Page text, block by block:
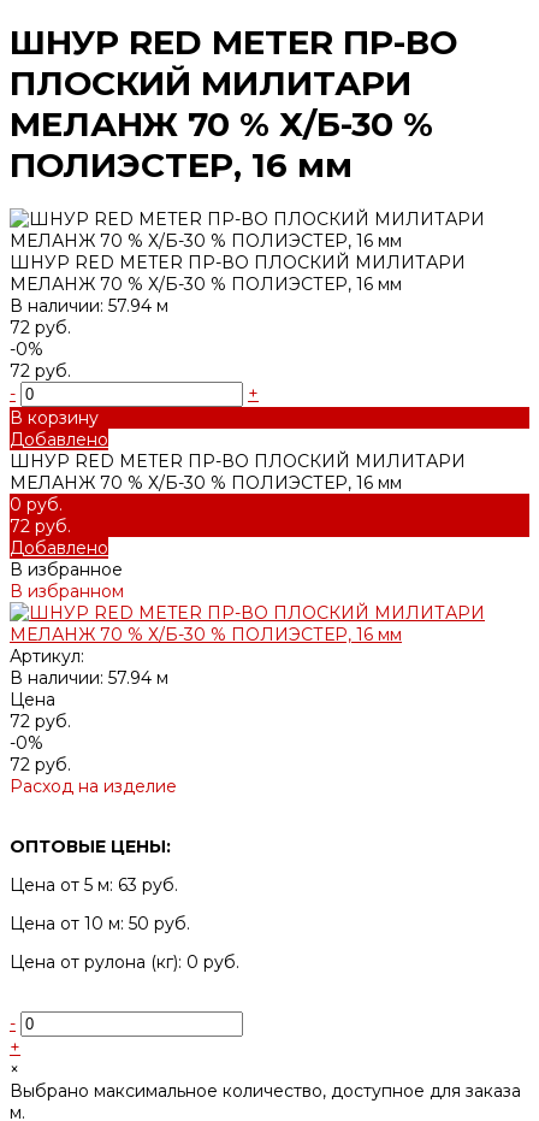
ШНУР RED METER ПР-ВО
ПЛОСКИЙ МИЛИТАРИ
МЕЛАНЖ 70 % Х/Б-30 %
ПОЛИЭСТЕР, 16 мм
ШНУР RED METER ПР-ВО ПЛОСКИЙ МИЛИТАРИ
МЕЛАНЖ 70 % Х/Б-30 % ПОЛИЭСТЕР, 16 мм
В наличии: 57.94 м
72 руб.
-0%
72 руб.
-
+
В корзину
Добавлено
ШНУР RED METER ПР-ВО ПЛОСКИЙ МИЛИТАРИ
МЕЛАНЖ 70 % Х/Б-30 % ПОЛИЭСТЕР, 16 мм
0 руб.
72 руб.
Добавлено
В избранное
В избранном
Артикул:
В наличии: 57.94 м
Цена
72 руб.
-0%
72 руб.
Расход на изделие
ОПТОВЫЕ ЦЕНЫ:
Цена от 5 м: 63 руб.
Цена от 10 м: 50 руб.
Цена от рулона (кг): 0 руб.
-
+
×
Выбрано максимальное количество, доступное для заказа
м.